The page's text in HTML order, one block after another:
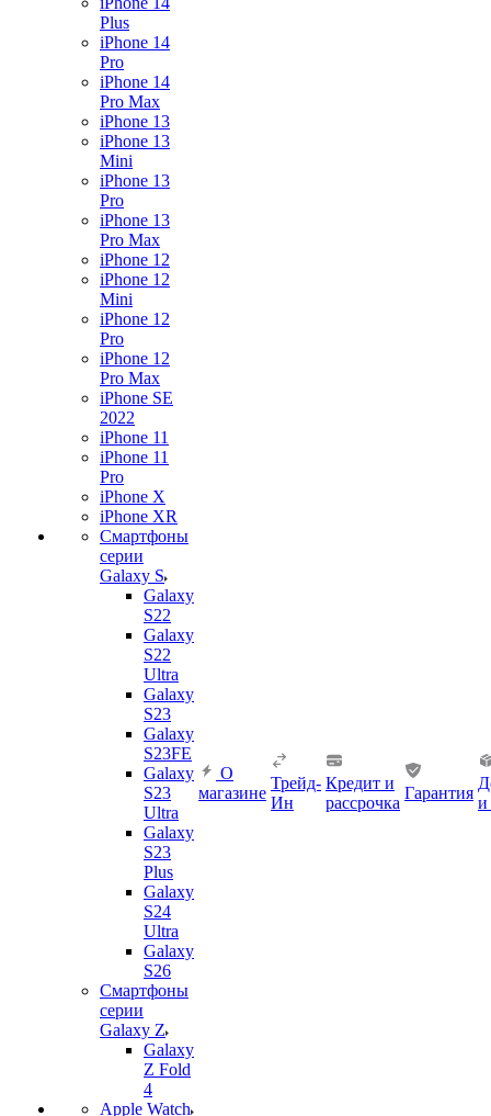
Plus
iPhone 14
Pro
iPhone 14
Pro Max
iPhone 13
iPhone 13
Mini
iPhone 13
Pro
iPhone 13
Pro Max
iPhone 12
iPhone 12
Mini
iPhone 12
Pro
iPhone 12
Pro Max
iPhone SE
2022
iPhone 11
iPhone 11
Pro
iPhone X
iPhone XR
Смартфоны
серии
Galaxy S
Galaxy
S22
Galaxy
S22
Ultra
Galaxy
S23
Galaxy
S23FE
Galaxy
S23
Ultra
Galaxy
S23
Plus
Galaxy
S24
Ultra
Galaxy
S26
Смартфоны
серии
Galaxy Z
Galaxy
Z Fold
4
Apple Watch
О
магазине
Трейд-
Ин
Кредит и
рассрочка
Гарантия
и